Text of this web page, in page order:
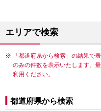
エリアで検索
「都道府県から検索」の結果で
のみの件数を表示いたします。
利用ください。
都道府県から検索